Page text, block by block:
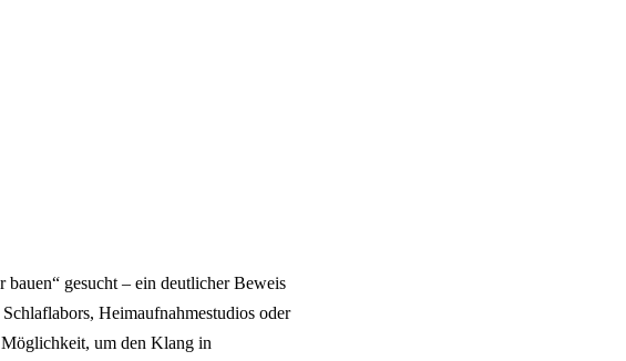
bauen“ gesucht – ein deutlicher Beweis
Heimaufnahmestudios oder
um den Klang in